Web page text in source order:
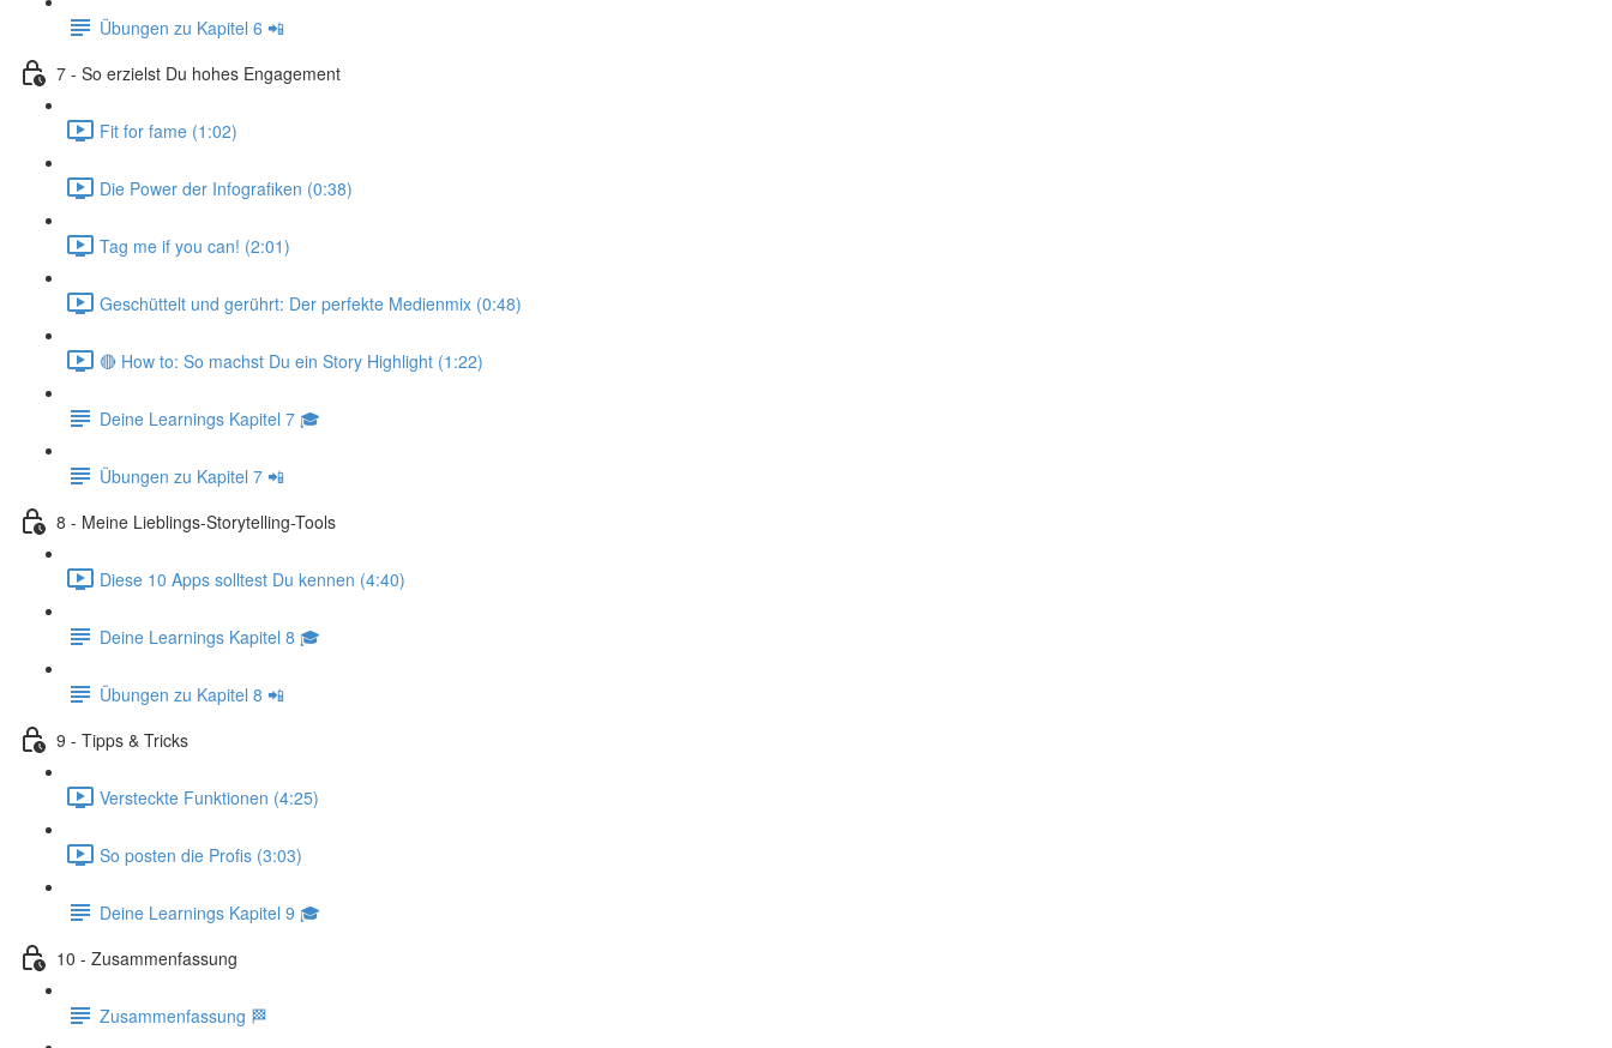
Übungen zu Kapitel 6 📲
7 - So erzielst Du hohes Engagement
Fit for fame (1:02)
Die Power der Infografiken (0:38)
Tag me if you can! (2:01)
Geschüttelt und gerührt: Der perfekte Medienmix (0:48)
🔴 How to: So machst Du ein Story Highlight (1:22)
Deine Learnings Kapitel 7 🎓
Übungen zu Kapitel 7 📲
8 - Meine Lieblings-Storytelling-Tools
Diese 10 Apps solltest Du kennen (4:40)
Deine Learnings Kapitel 8 🎓
Übungen zu Kapitel 8 📲
9 - Tipps & Tricks
Versteckte Funktionen (4:25)
So posten die Profis (3:03)
Deine Learnings Kapitel 9 🎓
10 - Zusammenfassung
Zusammenfassung 🏁